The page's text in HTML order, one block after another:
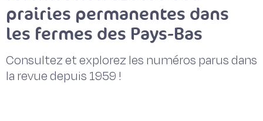
prairies permanentes dans
les fermes des Pays-Bas
Consultez et explorez les numéros parus dans
la revue depuis 1959 !